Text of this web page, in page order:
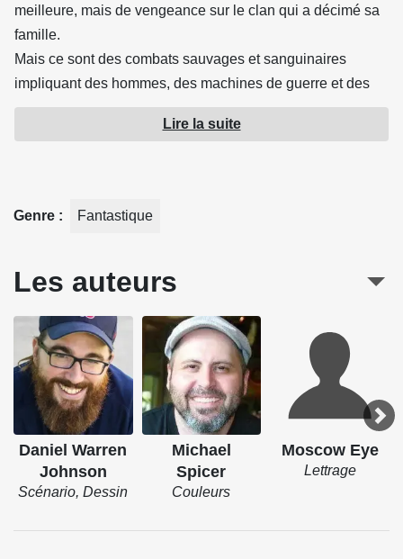
meilleure, mais de vengeance sur le clan qui a décimé sa
famille.
Mais ce sont des combats sauvages et sanguinaires
impliquant des hommes, des machines de guerre et des
monstres qui l'attendent au bout de ce chemin. Cette
guerre va opposer les Paznina, les Roto et Thea va vite
Lire la suite
Genre Fantastique
Les auteurs
Daniel Warren
Johnson
Scénario, Dessin
Michael
Spicer
Couleurs
Moscow Eye
Lettrage